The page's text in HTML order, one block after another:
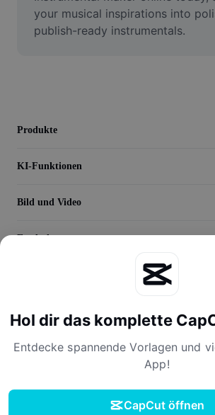
your musical inspirations into
publish-ready instrumentals.
Produkte
KI-Funktionen
Bild und Video
Entdecken
Nutzungsbedingungen Datenschutzerklärung
Nutzungsbedingungen für
Hol dir das komplette
Entdecke spannende Vorlagen und
App!
CapCut öffnen